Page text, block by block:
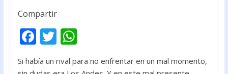
Compartir
F
ac
e
T
w
itt
W
at
Si había un rival para no enfrentar en un mal momento,